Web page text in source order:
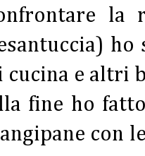
la
cucina e altri
fine ho
con